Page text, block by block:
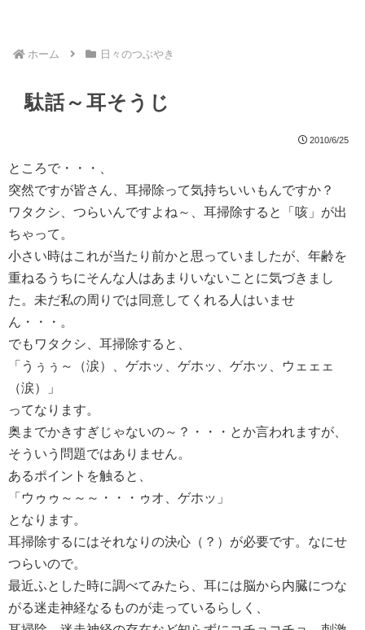
ホーム 日々のつぶやき
駄話～耳そうじ
2010/6/25
ところで・・・、
突然ですが皆さん、耳掃除って気持ちいいもんですか？
ワタクシ、つらいんですよね～、耳掃除すると「咳」が出
ちゃって。
小さい時はこれが当たり前かと思っていましたが、年齢を
重ねるうちにそんな人はあまりいないことに気づきまし
た。未だ私の周りでは同意してくれる人はいませ
ん・・・。
でもワタクシ、耳掃除すると、
「うぅぅ～（涙）、ゲホッ、ゲホッ、ゲホッ、ウェェェ
（涙）」
ってなります。
奥までかきすぎじゃないの～？・・・とか言われますが、
そういう問題ではありません。
あるポイントを触ると、
「ウゥゥ～～～・・・ゥオ、ゲホッ」
となります。
耳掃除するにはそれなりの決心（？）が必要です。なにせ
つらいので。
最近ふとした時に調べてみたら、耳には脳から内臓につな
がる迷走神経なるものが走っているらしく、